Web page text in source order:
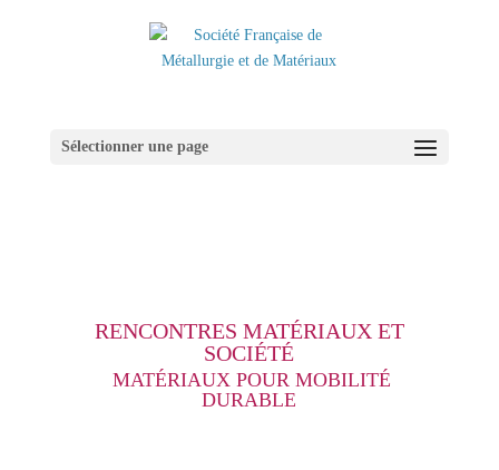
Sélectionner une page
RENCONTRES MATÉRIAUX ET
SOCIÉTÉ
MATÉRIAUX POUR MOBILITÉ
DURABLE